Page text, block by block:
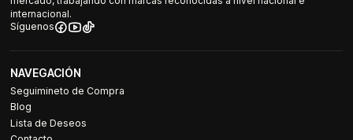
internacional.
Síguenos
NAVEGACIÓN
Seguimineto de Compra
Blog
Lista de Deseos